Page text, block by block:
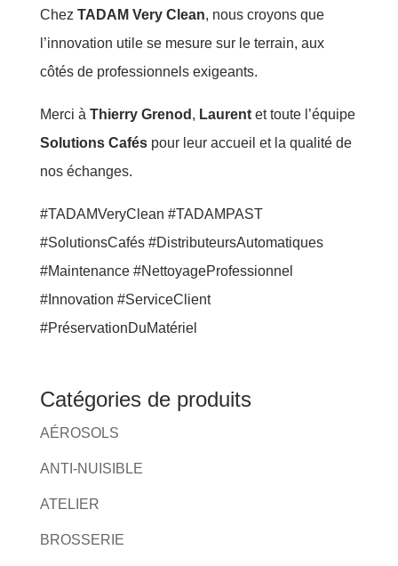
Chez TADAM Very Clean, nous croyons que
l’innovation utile se mesure sur le terrain, aux
côtés de professionnels exigeants.
Merci à Thierry Grenod , Laurentet toute l’équipe
Solutions Caféspour leur accueil et la qualité de
nos échanges.
#TADAMVeryClean #TADAMPAST
#SolutionsCafés #DistributeursAutomatiques
#Maintenance #NettoyageProfessionnel
#Innovation #ServiceClient
#PréservationDuMatériel
Catégories de produits
AÉROSOLS
ANTI-NUISIBLE
ATELIER
BROSSERIE